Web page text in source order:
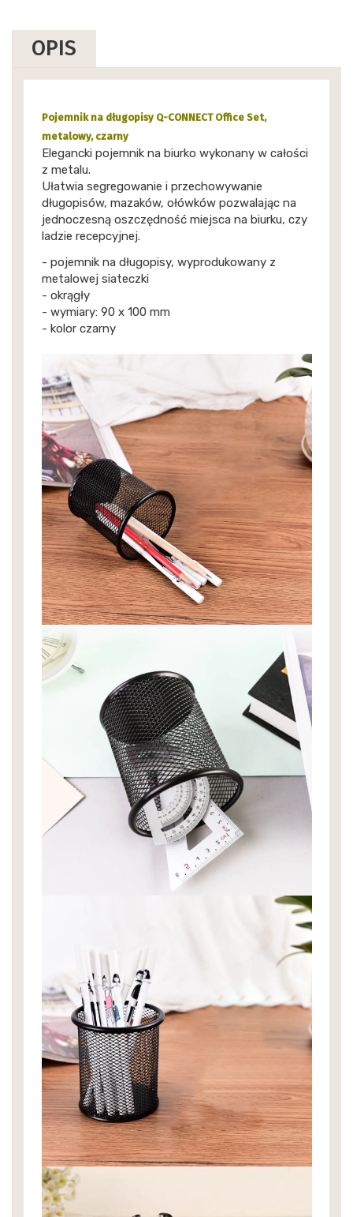
OPIS
Pojemnik na długopisy Q-CONNECT Office Set,
metalowy, czarny
Elegancki pojemnik na biurko wykonany w całości
z metalu.
Ułatwia segregowanie i przechowywanie
długopisów, mazaków, ołówków pozwalając na
jednoczesną oszczędność miejsca na biurku, czy
ladzie recepcyjnej.
- pojemnik na długopisy, wyprodukowany z
metalowej siateczki
- okrągły
- wymiary: 90 x 100 mm
- kolor czarny